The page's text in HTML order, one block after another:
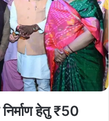
निर्माण हेतु ₹50